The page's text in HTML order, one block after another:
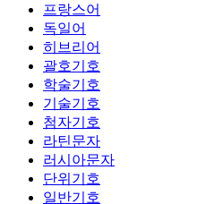
프랑스어
독일어
히브리어
괄호기호
학술기호
기술기호
첨자기호
라틴문자
러시아문자
단위기호
일반기호